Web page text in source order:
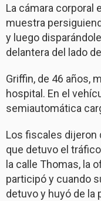
La cámara corporal
muestra
y luego
delantera del lado
Griffin, de 46 años,
hospital. En el
semiautomática
Los fiscales dijeron
que detuvo el
la calle Thomas, la
participó y cuando
detuvo y huyó de la